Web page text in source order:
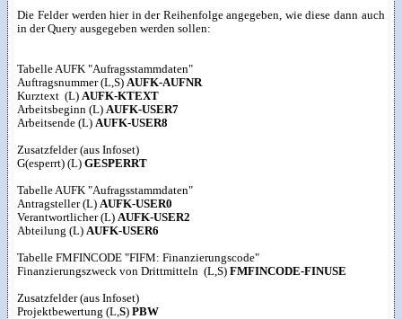
Die Felder werden hier in der Reihenfolge angegeben, wie diese dann auch
in der Query ausgegeben werden sollen:
Tabelle AUFK "Aufragsstammdaten"
Auftragsnummer (L,S)AUFK-AUFNR
Kurztext (L)AUFK-KTEXT
Arbeitsbeginn (L)AUFK-USER7
Arbeitsende (L)AUFK-USER8
Zusatzfelder (aus Infoset)
G(esperrt) (L)GESPERRT
Tabelle AUFK "Aufragsstammdaten"
Antragsteller (L)AUFK-USER0
Verantwortlicher (L)AUFK-USER2
Abteilung (L)AUFK-USER6
Tabelle FMFINCODE "FIFM: Finanzierungscode"
Finanzierungszweck von Drittmitteln (L,S)FMFINCODE-FINUSE
Zusatzfelder (aus Infoset)
Projektbewertung (L,S)PBW